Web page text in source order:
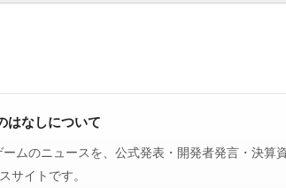
はなしについて
ムのニュースを、公式発表・開発者発言・決算
サイトです。